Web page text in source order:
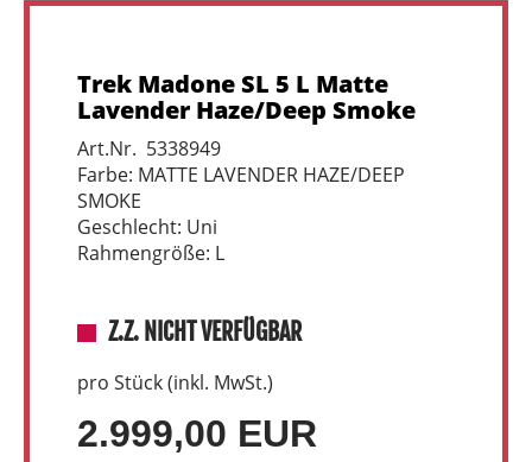
Trek Madone SL 5 L Matte
Lavender Haze/Deep Smoke
Art.Nr. 5338949
Farbe: MATTE LAVENDER HAZE/DEEP
SMOKE
Geschlecht: Uni
Rahmengröße: L
Z.Z. NICHT VERFÜGBAR
pro Stück (inkl. MwSt.)
2.999,00 EUR